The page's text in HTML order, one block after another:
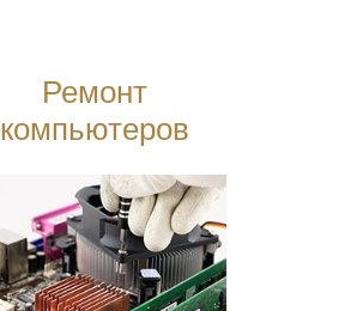
Ремонт
компьютеров